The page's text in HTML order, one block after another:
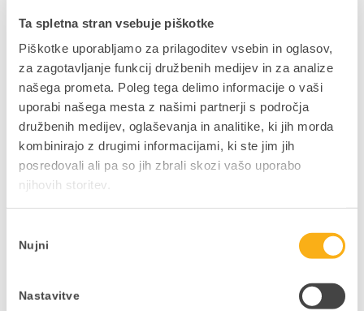
Ta spletna stran vsebuje piškotke
Piškotke uporabljamo za prilagoditev vsebin in oglasov,
za zagotavljanje funkcij družbenih medijev in za analize
našega prometa. Poleg tega delimo informacije o vaši
uporabi našega mesta z našimi partnerji s področja
družbenih medijev, oglaševanja in analitike, ki jih morda
kombinirajo z drugimi informacijami, ki ste jim jih
posredovali ali pa so jih zbrali skozi vašo uporabo
njihovih storitev.
soglasja
Nujni
Nastavitve
Korak za korakom
Spremembe so resda neizbežne, a ni treba, da se
zaletimo v hitre odločitve, s katerimi bi poskušali
narediti vse naenkrat. Najprej bi morali skupaj
stopiti vodstvo in IT strokovnjaki ter ugotoviti, na
katerih področjih v podjetju bi lahko imela digitalna
preobrazba največji vpliv. Nato se izvede pilotni
projekt le na določene procese v poslovanju, ki pa
obseg potrebnih sprememb se priporoča, da
in zagotovi, da bodo nove tehnologije vključene v